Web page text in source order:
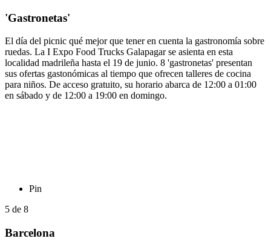
'Gastronetas'
El día del picnic qué mejor que tener en cuenta la gastronomía sobre
ruedas. La I Expo Food Trucks Galapagar se asienta en esta
localidad madrileña hasta el 19 de junio. 8 'gastronetas' presentan
sus ofertas gastonómicas al tiempo que ofrecen talleres de cocina
para niños. De acceso gratuito, su horario abarca de 12:00 a 01:00
en sábado y de 12:00 a 19:00 en domingo.
Pin
5 de 8
Barcelona